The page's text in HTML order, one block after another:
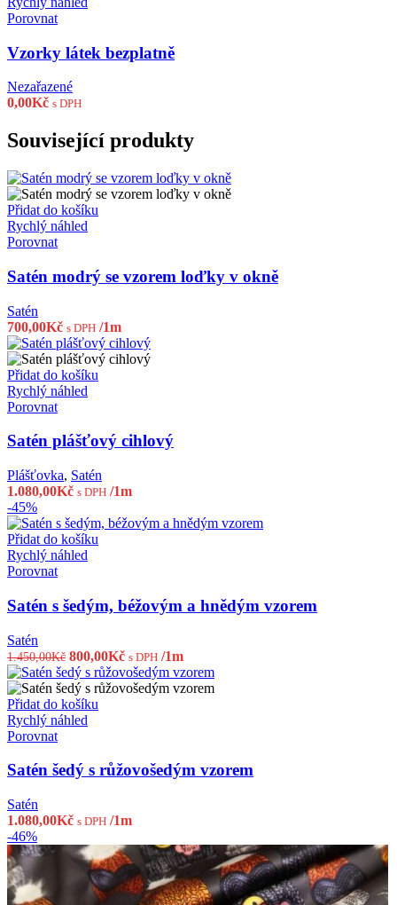
Porovnat
Vzorky látek bezplatně
Nezařazené
0,00Kč s DPH
Související produkty
Přidat do košíku
Rychlý náhled
Porovnat
Satén modrý se vzorem loďky v okně
Satén
700,00Kč s DPH /1m
Přidat do košíku
Rychlý náhled
Porovnat
Satén plášťový cihlový
Plášťovka, Satén
1.080,00Kč s DPH /1m
-45%
Přidat do košíku
Rychlý náhled
Porovnat
Satén s šedým, béžovým a hnědým vzorem
Satén
1.450,00Kč Původní
cena
byla:
1.450,00Kč.
800,00KčAktuální
cena
je:
s DPH /1m
Přidat do košíku
Rychlý náhled
Porovnat
Satén šedý s růžovošedým vzorem
Satén
1.080,00Kč s DPH /1m
-46%